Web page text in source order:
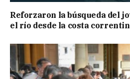
Reforzaron la búsqueda del
el río desde la costa